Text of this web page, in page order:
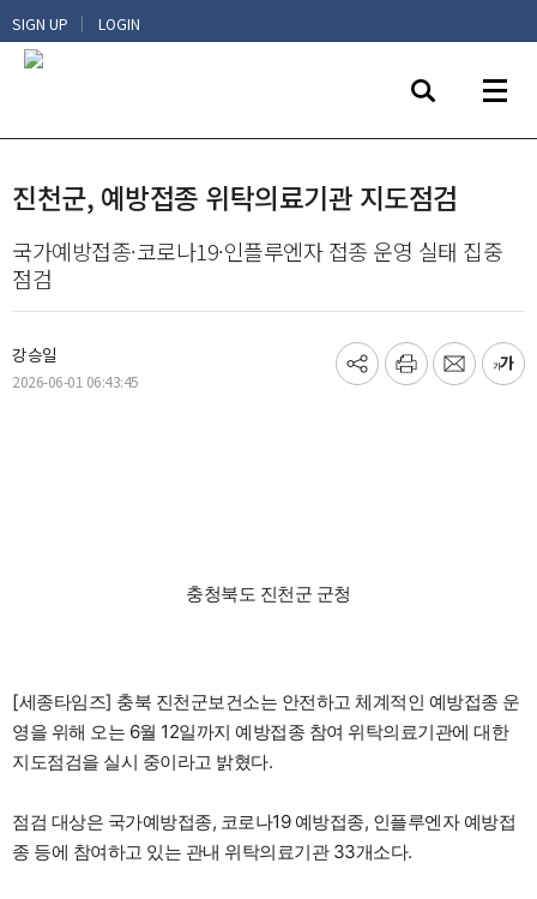
SIGN UP | LOGIN
진천군, 예방접종 위탁의료기관 지도점검
국가예방접종·코로나19·인플루엔자 접종 운영 실태 집중
점검
강승일
2026-06-01 06:43:45
기
프
메
글
충청북도 진천군 군청
[세종타임즈] 충북 진천군보건소는 안전하고 체계적인 예방접종 운
영을 위해 오는 6월 12일까지 예방접종 참여 위탁의료기관에 대한
지도점검을 실시 중이라고 밝혔다.
점검 대상은 국가예방접종, 코로나19 예방접종, 인플루엔자 예방접
종 등에 참여하고 있는 관내 위탁의료기관 33개소다.